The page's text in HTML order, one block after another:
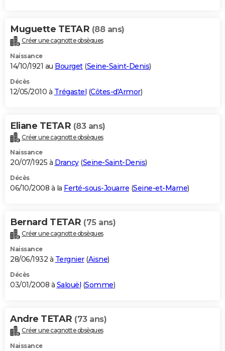
Muguette TETAR (88 ans)
Créer une cagnotte obsèques
Naissance
14/10/1921 au Bourget(Seine-Saint-Denis)
Décès
12/05/2010 à Trégastel (Côtes-d'Armor)
Eliane TETAR (83 ans)
Créer une cagnotte obsèques
Naissance
20/07/1925 à Drancy(Seine-Saint-Denis)
Décès
06/10/2008 à la Ferté-sous-Jouarre (Seine-et-Marne)
Bernard TETAR (75 ans)
Créer une cagnotte obsèques
Naissance
28/06/1932 à Tergnier(Aisne)
Décès
03/01/2008 à Salouël (Somme)
Andre TETAR (73 ans)
Créer une cagnotte obsèques
Naissance